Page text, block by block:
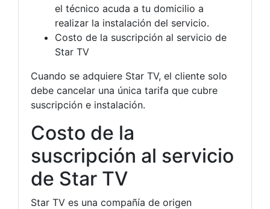
el técnico acuda a tu domicilio a
realizar la instalación del servicio.
Costo de la suscripción al servicio de
Star TV
Cuando se adquiere Star TV, el cliente solo
debe cancelar una única tarifa que cubre
suscripción e instalación.
Costo de la
suscripción al servicio
de Star TV
Star TV es una compañía de origen